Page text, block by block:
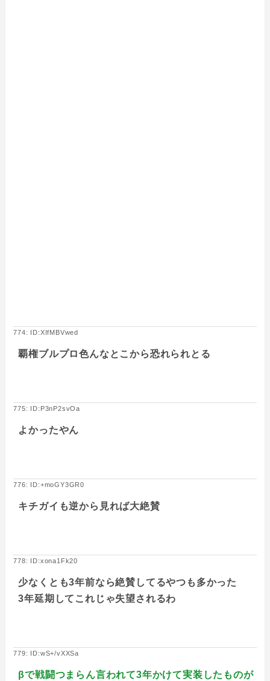
774: ID:XIfMBVwed
覇権ブルプロ色んなとこから恐れられとる
775: ID:P3nP2svOa
よかったやん
776: ID:+moGY3GR0
キチガイも逆から見れば大絶賛
778: ID:xona1Fk20
少なくとも3年前なら絶賛してるやつも多かった
3年延期してこれじゃ失望されるわ
779: ID:wS+/vXXSa
βで戦闘つまらん言われて3年かけて実装したものが